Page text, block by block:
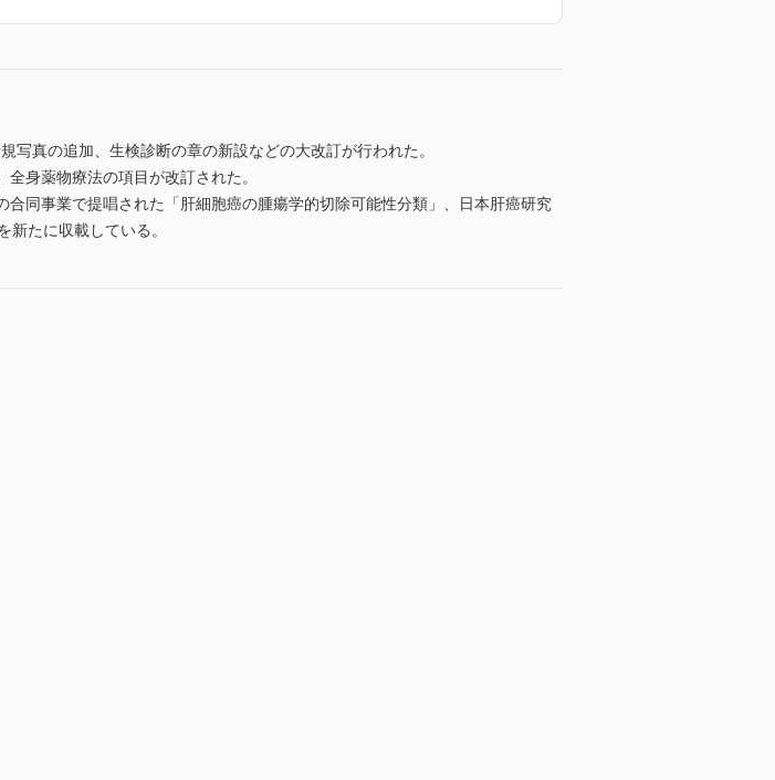
真の追加、生検診断の章の新設などの大改訂が行われた。
身薬物療法の項目が改訂された。
同事業で提唱された「肝細胞癌の腫瘍学的切除可能性分類」、日本肝癌研究
たに収載している。